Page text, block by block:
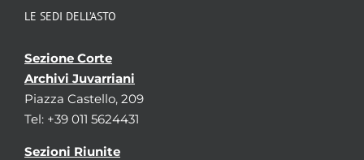
LE SEDI DELL’ASTO
Sezione Corte
Archivi Juvarriani
Piazza Castello, 209
Tel: +39 011 5624431
Sezioni Riunite